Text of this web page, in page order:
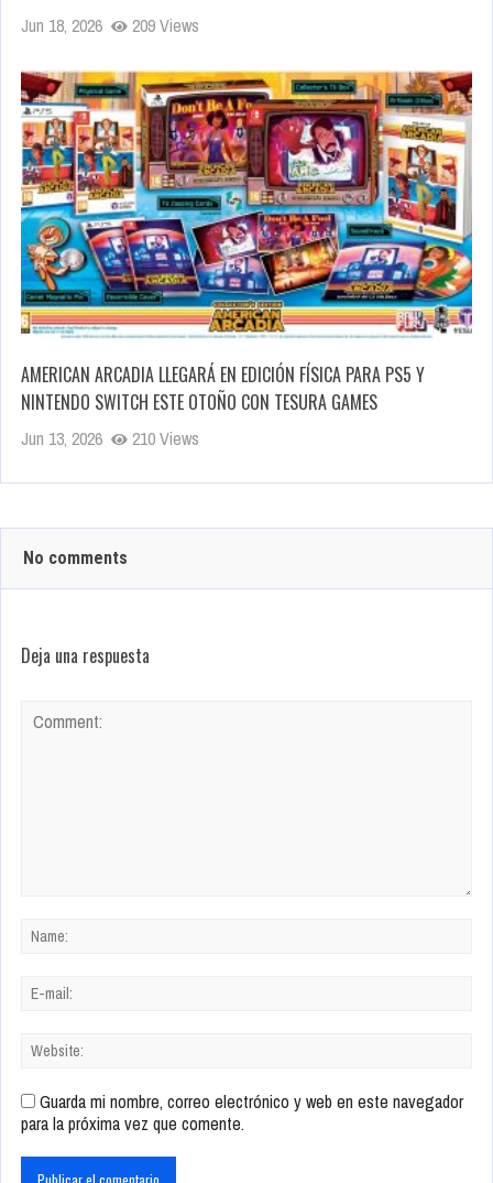
Jun 18, 2026 209 Views
AMERICAN ARCADIA LLEGARÁ EN EDICIÓN FÍSICA PARA PS5 Y
NINTENDO SWITCH ESTE OTOÑO CON TESURA GAMES
Jun 13, 2026 210 Views
No comments
Deja una respuesta
Guarda mi nombre, correo electrónico y web en este navegador
para la próxima vez que comente.